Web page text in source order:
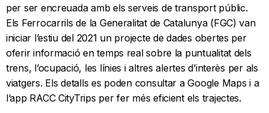
per ser encreuada amb els serveis de transport públic.
Els Ferrocarrils de la Generalitat de Catalunya (FGC) van
iniciar l’estiu del 2021 un projecte de dades obertes per
oferir informació en temps real sobre la puntualitat dels
trens, l’ocupació, les línies i altres alertes d’interès per als
viatgers. Els detalls es poden consultar a Google Maps i a
l’app RACC CityTrips per fer més eficient els trajectes.